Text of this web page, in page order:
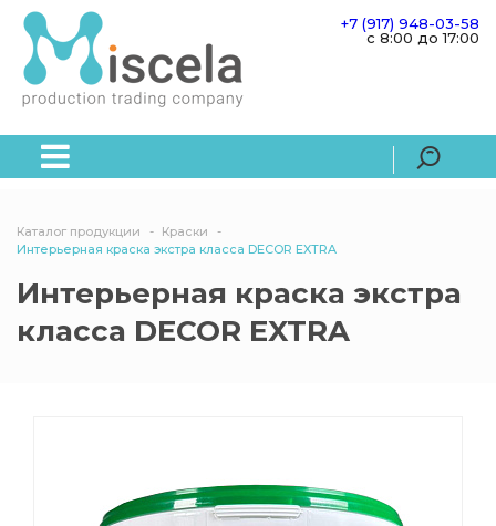
+7 (917) 948-03-58
c 8:00 до 17:00
Каталог продукции
Краски
Интерьерная краска экстра класса DECOR EXTRA
Интерьерная краска экстра
класса DECOR EXTRA